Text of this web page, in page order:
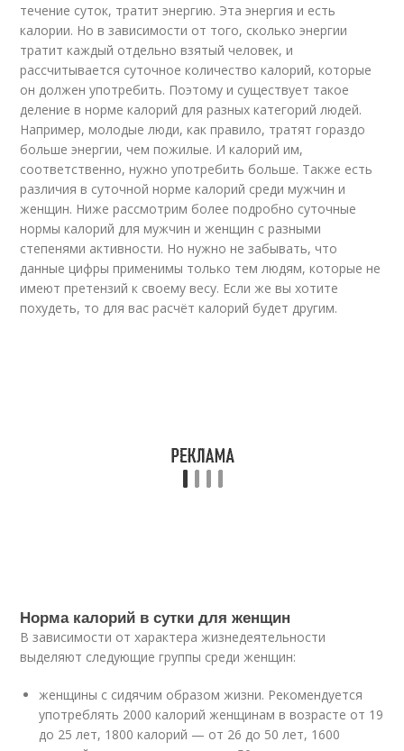
течение суток, тратит энергию. Эта энергия и есть
калории. Но в зависимости от того, сколько энергии
тратит каждый отдельно взятый человек, и
рассчитывается суточное количество калорий, которые
он должен употребить. Поэтому и существует такое
деление в норме калорий для разных категорий людей.
Например, молодые люди, как правило, тратят гораздо
больше энергии, чем пожилые. И калорий им,
соответственно, нужно употребить больше. Также есть
различия в суточной норме калорий среди мужчин и
женщин. Ниже рассмотрим более подробно суточные
нормы калорий для мужчин и женщин с разными
степенями активности. Но нужно не забывать, что
данные цифры применимы только тем людям, которые не
имеют претензий к своему весу. Если же вы хотите
похудеть, то для вас расчёт калорий будет другим.
Норма калорий в сутки для женщин
В зависимости от характера жизнедеятельности
выделяют следующие группы среди женщин:
женщины с сидячим образом жизни. Рекомендуется
употреблять 2000 калорий женщинам в возрасте от 19
до 25 лет, 1800 калорий — от 26 до 50 лет, 1600